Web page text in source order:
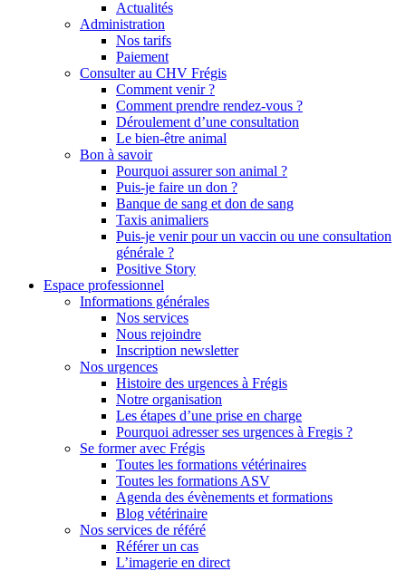
Actualités
Administration
Nos tarifs
Paiement
Consulter au CHV Frégis
Comment venir ?
Comment prendre rendez-vous ?
Déroulement d’une consultation
Le bien-être animal
Bon à savoir
Pourquoi assurer son animal ?
Puis-je faire un don ?
Banque de sang et don de sang
Taxis animaliers
Puis-je venir pour un vaccin ou une consultation
générale ?
Positive Story
Espace professionnel
Informations générales
Nos services
Nous rejoindre
Inscription newsletter
Nos urgences
Histoire des urgences à Frégis
Notre organisation
Les étapes d’une prise en charge
Pourquoi adresser ses urgences à Fregis ?
Se former avec Frégis
Toutes les formations vétérinaires
Toutes les formations ASV
Agenda des évènements et formations
Blog vétérinaire
Nos services de référé
Référer un cas
L’imagerie en direct
Ophtalmologie